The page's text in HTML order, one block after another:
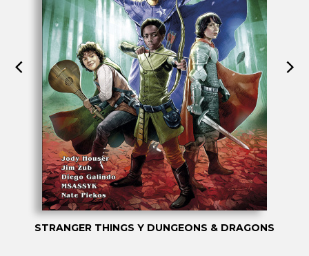
STRANGER THINGS Y DUNGEONS & DRAGONS